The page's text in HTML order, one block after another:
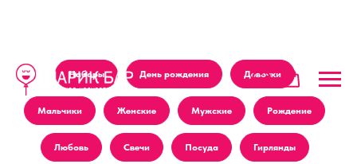
Наборы День рождения Девочки
Мальчики Женские Мужские Рождение
Любовь Свечи Посуда Гирлянды